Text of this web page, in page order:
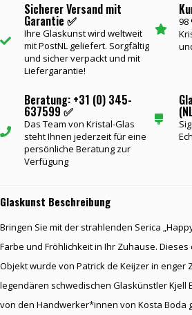
Sicherer Versand mit
Garantie ✅
Ihre Glaskunst wird weltweit
mit PostNL geliefert. Sorgfältig
und sicher verpackt und mit
Liefergarantie!
98
Beratung: +31 (0) 345-
637599 ✅
Das Team von Kristal-Glas
steht Ihnen jederzeit für eine
persönliche Beratung zur
Verfügung
Glaskunst Beschreibung
Bringen Sie mit der strahlenden Serica
Farbe und Fröhlichkeit in Ihr Zuhause.
Objekt wurde von Patrick de Keijzer in enger
legendären schwedischen Glaskünstler Kjell
von den Handwerker*innen von Kosta Boda